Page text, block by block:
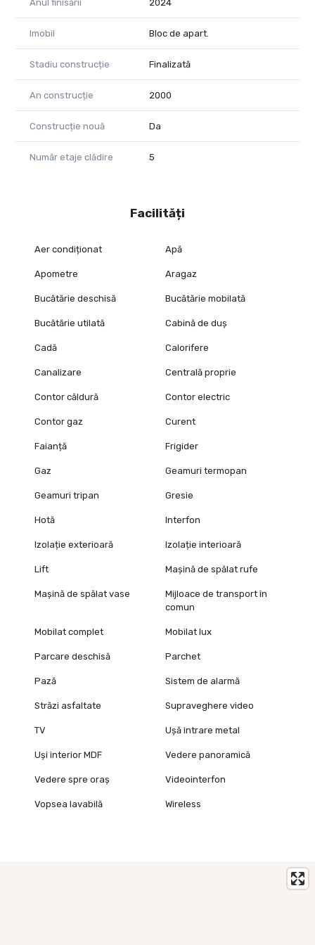
Anul finisării 2024
Imobil Bloc de apart.
Stadiu construcție Finalizată
An construcție 2000
Construcție nouă Da
Număr etaje clădire 5
Facilități
Aer condiționat Apă
Apometre Aragaz
Bucătărie deschisă Bucătărie mobilată
Bucătărie utilată Cabină de duș
Cadă Calorifere
Canalizare Centrală proprie
Contor căldură Contor electric
Contor gaz Curent
Faianță Frigider
Gaz Geamuri termopan
Geamuri tripan Gresie
Hotă Interfon
Izolație exterioară Izolație interioară
Lift Mașină de spălat rufe
Mașină de spălat vase
Mijloace de transport în
comun
Mobilat complet Mobilat lux
Parcare deschisă Parchet
Pază Sistem de alarmă
Străzi asfaltate Supraveghere video
TV Ușă intrare metal
Uși interior MDF Vedere panoramică
Vedere spre oraș Videointerfon
Vopsea lavabilă Wireless